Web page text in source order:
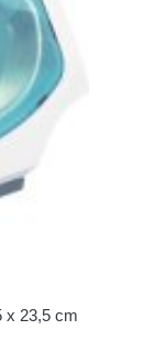
x 23,5 cm